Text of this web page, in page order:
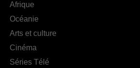
Afrique
Océanie
Arts et culture
Cinéma
Séries Télé